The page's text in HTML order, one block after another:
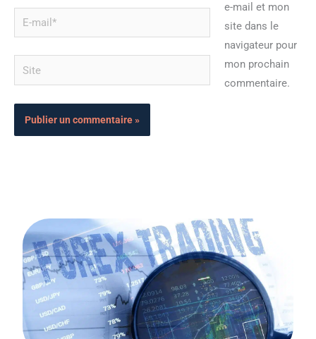
mail*
Site
e-mail et mon
site dans le
navigateur pour
mon prochain
commentaire.